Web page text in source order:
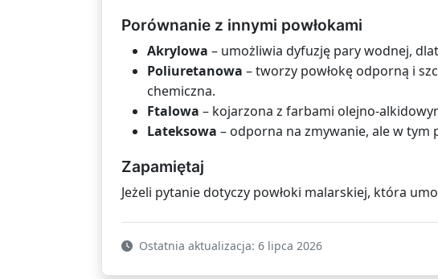
Porównanie z innymi powłokami
Akrylowa – umożliwia dyfuzję pary wodnej,
Poliuretanowa – tworzy powłokę odporną i
chemiczna.
Ftalowa – kojarzona z farbami olejno-
Lateksowa – odporna na zmywanie, ale w tym
Zapamiętaj
Jeżeli pytanie dotyczy powłoki malarskiej, która
Ostatnia aktualizacja: 6 lipca 2026